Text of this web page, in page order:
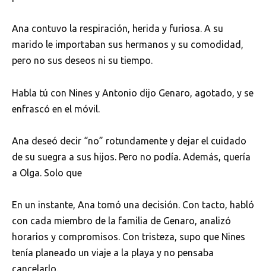
Ana contuvo la respiración, herida y furiosa. A su
marido le importaban sus hermanos y su comodidad,
pero no sus deseos ni su tiempo.
Habla tú con Nines y Antonio dijo Genaro, agotado, y se
enfrascó en el móvil.
Ana deseó decir “no” rotundamente y dejar el cuidado
de su suegra a sus hijos. Pero no podía. Además, quería
a Olga. Solo que
En un instante, Ana tomó una decisión. Con tacto, habló
con cada miembro de la familia de Genaro, analizó
horarios y compromisos. Con tristeza, supo que Nines
tenía planeado un viaje a la playa y no pensaba
cancelarlo.